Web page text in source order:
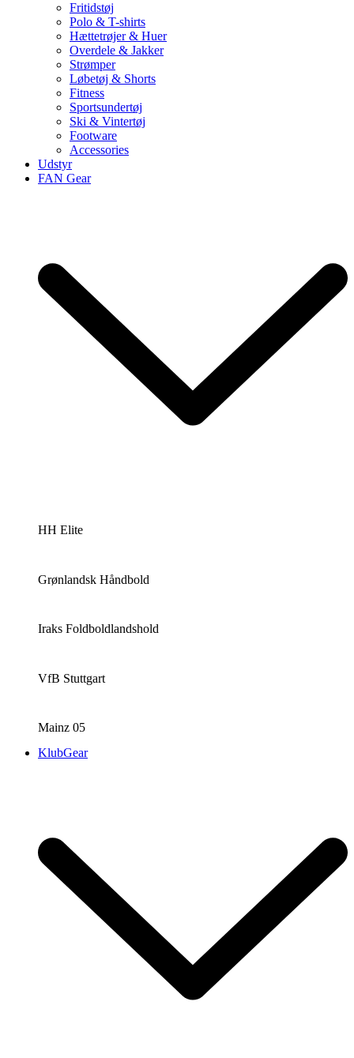
Fritidstøj
Polo & T-shirts
Hættetrøjer & Huer
Overdele & Jakker
Strømper
Løbetøj & Shorts
Fitness
Sportsundertøj
Ski & Vintertøj
Footware
Accessories
Udstyr
FAN Gear
HH Elite
Grønlandsk Håndbold
Iraks Foldboldlandshold
VfB Stuttgart
Mainz 05
KlubGear